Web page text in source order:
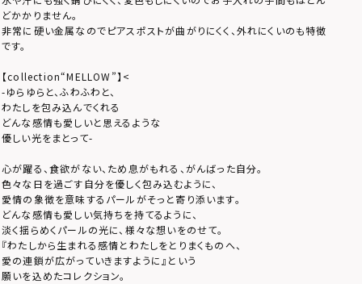
どかかりません。
非常に硬い金属なのでピアスポストが曲がりにくく、外れにくいのも特徴
です。
【collection“MELLOW”】 <
-ゆらゆらと、ふわふわと、
わたしを包み込んでくれる
どんな感情も愛しいと思えるような
優しい光をまとって-
心が躍る、食欲がない、ため息がもれる、がんばった自分。
色々な日を過ごす自分を優しく包み込むように、
愛情の象徴を意味するパールがそっと寄り添います。
どんな感情も愛しい気持ちを持てるように、
淡く揺らめくパールの光に、様々な想いをのせて。
『わたしから生まれる感情とわたしをとりまくものへ、
愛の連鎖が広がっていきますように』という
願いを込めたコレクション。